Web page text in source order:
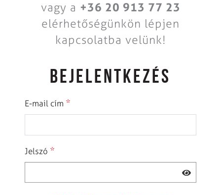
vagy a +36 20 913 77 23
elérhetőségünkön lépjen
kapcsolatba velünk!
BEJELENTKEZÉS
E-mail cím *
Jelszó *